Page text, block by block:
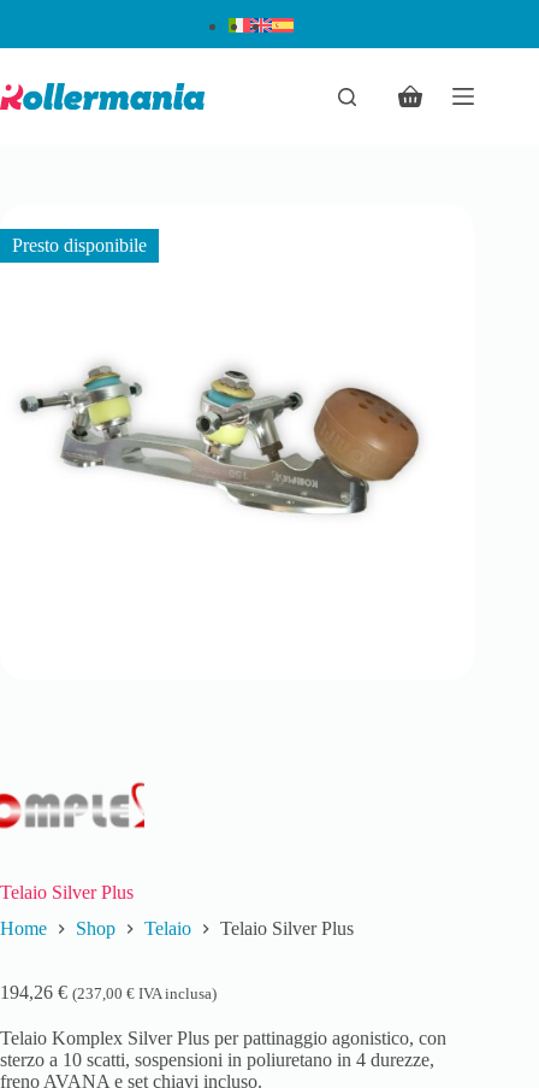
Presto disponibile
Telaio Silver Plus
Home
Shop Telaio Telaio Silver Plus
194,26 € (237,00 € IVA inclusa)
Telaio Komplex Silver Plus per pattinaggio agonistico, con
sterzo a 10 scatti, sospensioni in poliuretano in 4 durezze,
freno AVANA e set chiavi incluso.